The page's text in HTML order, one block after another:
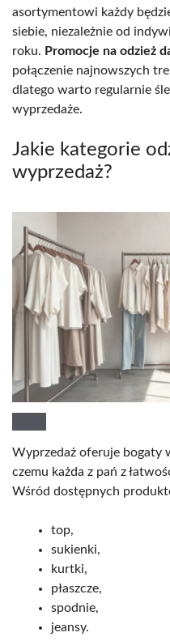
asortymentowi każdy
siebie, niezależnie od
roku. Promocje na odzież
połączenie najnowszych
dlatego warto regularnie
wyprzedaże.
Jakie kategorie
wyprzedaż?
Wyprzedaż oferuje bogaty
czemu każda z pań z
Wśród dostępnych
top,
sukienki,
kurtki,
płaszcze,
spodnie,
jeansy.